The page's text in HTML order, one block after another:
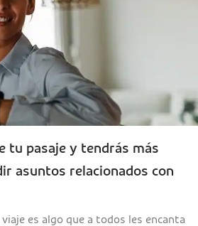
tu pasaje y tendrás más
asuntos relacionados con
es algo que a todos les encanta